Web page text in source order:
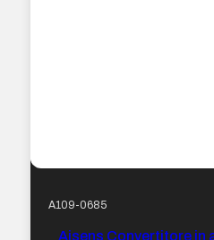
A109-0685
Aisens Convertitore in